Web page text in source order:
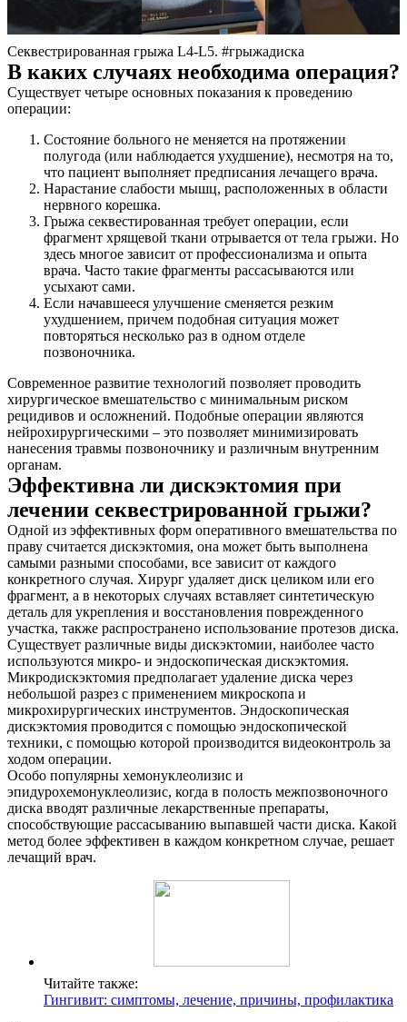
Секвестрированная грыжа L4-L5. #грыжадиска
В каких случаях необходима операция?
Существует четыре основных показания к проведению
операции:
Состояние больного не меняется на протяжении
полугода (или наблюдается ухудшение), несмотря на то,
что пациент выполняет предписания лечащего врача.
Нарастание слабости мышц, расположенных в области
нервного корешка.
Грыжа секвестированная требует операции, если
фрагмент хрящевой ткани отрывается от тела грыжи. Но
здесь многое зависит от профессионализма и опыта
врача. Часто такие фрагменты рассасываются или
усыхают сами.
Если начавшееся улучшение сменяется резким
ухудшением, причем подобная ситуация может
повторяться несколько раз в одном отделе
позвоночника.
Современное развитие технологий позволяет проводить
хирургическое вмешательство с минимальным риском
рецидивов и осложнений. Подобные операции являются
нейрохирургическими – это позволяет минимизировать
нанесения травмы позвоночнику и различным внутренним
органам.
Эффективна ли дискэктомия при
лечении секвестрированной грыжи?
Одной из эффективных форм оперативного вмешательства по
праву считается дискэктомия, она может быть выполнена
самыми разными способами, все зависит от каждого
конкретного случая. Хирург удаляет диск целиком или его
фрагмент, а в некоторых случаях вставляет синтетическую
деталь для укрепления и восстановления поврежденного
участка, также распространено использование протезов диска.
Существует различные виды дискэктомии, наиболее часто
используются микро- и эндоскопическая дискэктомия.
Микродискэктомия предполагает удаление диска через
небольшой разрез с применением микроскопа и
микрохирургических инструментов. Эндоскопическая
дискэктомия проводится с помощью эндоскопической
техники, с помощью которой производится видеоконтроль за
ходом операции.
Особо популярны хемонуклеолизис и
эпидурохемонуклеолизис, когда в полость межпозвоночного
диска вводят различные лекарственные препараты,
способствующие рассасыванию выпавшей части диска. Какой
метод более эффективен в каждом конкретном случае, решает
лечащий врач.
Читайте также:
Гингивит: симптомы, лечение, причины, профилактика